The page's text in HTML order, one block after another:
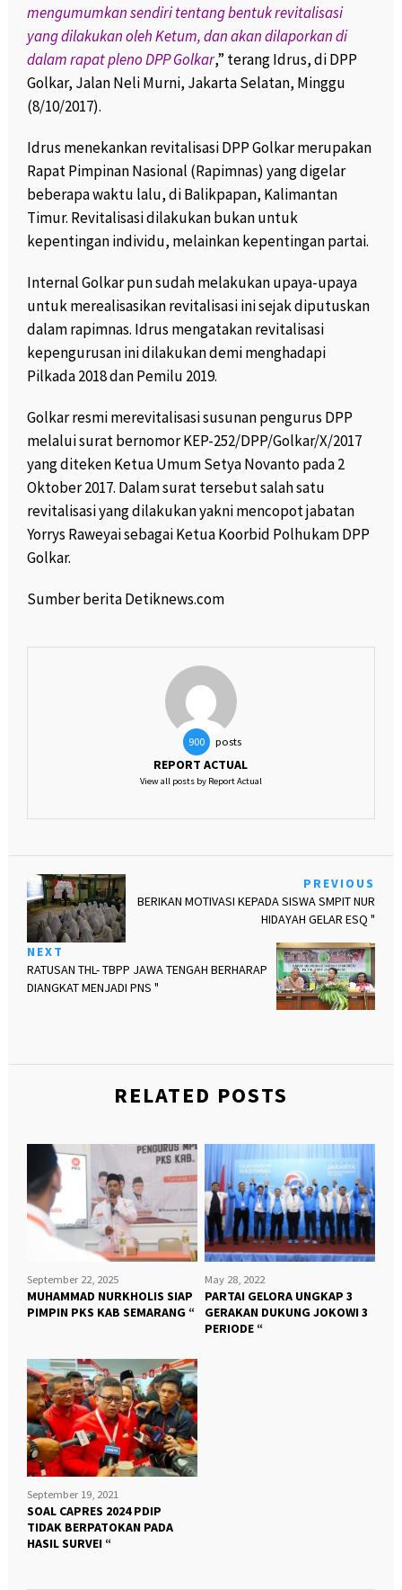
mengumumkan sendiri tentang bentuk revitalisasi
yang dilakukan oleh Ketum, dan akan dilaporkan di
dalam rapat pleno DPP Golkar,” terang Idrus, di DPP
Golkar, Jalan Neli Murni, Jakarta Selatan, Minggu
(8/10/2017).
Idrus menekankan revitalisasi DPP Golkar merupakan
Rapat Pimpinan Nasional (Rapimnas) yang digelar
beberapa waktu lalu, di Balikpapan, Kalimantan
Timur. Revitalisasi dilakukan bukan untuk
kepentingan individu, melainkan kepentingan partai.
Internal Golkar pun sudah melakukan upaya-upaya
untuk merealisasikan revitalisasi ini sejak diputuskan
dalam rapimnas. Idrus mengatakan revitalisasi
kepengurusan ini dilakukan demi menghadapi
Pilkada 2018 dan Pemilu 2019.
Golkar resmi merevitalisasi susunan pengurus DPP
melalui surat bernomor KEP-252/DPP/Golkar/X/2017
yang diteken Ketua Umum Setya Novanto pada 2
Oktober 2017. Dalam surat tersebut salah satu
revitalisasi yang dilakukan yakni mencopot jabatan
Yorrys Raweyai sebagai Ketua Koorbid Polhukam DPP
Golkar.
Sumber berita Detiknews.com
900 posts
REPORT ACTUAL
View all posts by Report Actual
PREVIOUS
BERIKAN MOTIVASI KEPADA SISWA SMPIT NUR
HIDAYAH GELAR ESQ "
NEXT
RATUSAN THL- TBPP JAWA TENGAH BERHARAP
DIANGKAT MENJADI PNS "
RELATED POSTS
September 22, 2025
MUHAMMAD NURKHOLIS SIAP
PIMPIN PKS KAB SEMARANG “
May 28, 2022
PARTAI GELORA UNGKAP 3
GERAKAN DUKUNG JOKOWI 3
PERIODE “
September 19, 2021
SOAL CAPRES 2024 PDIP
TIDAK BERPATOKAN PADA
HASIL SURVEI “